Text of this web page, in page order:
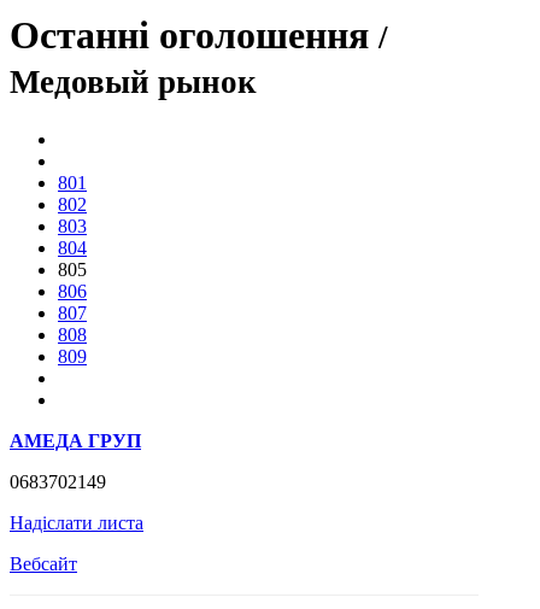
Останні оголошення/
Медовый рынок
801
802
803
804
805
806
807
808
809
АМЕДА ГРУП
0683702149
Надіслати листа
Вебсайт